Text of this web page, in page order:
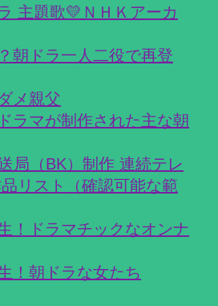
主題歌💛ＮＨＫアーカ
朝ドラ一人二役で再登
メ親父
ラマが制作された主な朝
局（BK）制作 連続テレ
リスト（確認可能な範
！ドラマチックなオンナ
！朝ドラな女たち